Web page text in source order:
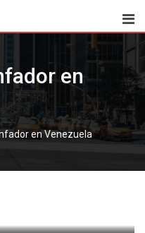
en
en Venezuela